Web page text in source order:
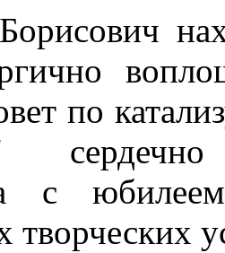
по
с
творческих